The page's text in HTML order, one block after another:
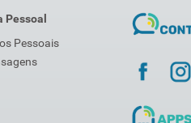
Pessoal
Pessoais